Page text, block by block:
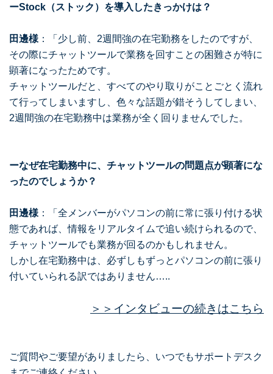
ーStock（ストック）を導入したきっかけは？
田邊様 ：「少し前、2週間強の在宅勤務をしたのですが、
その際にチャットツールで業務を回すことの困難さが特に
顕著になったためです。
チャットツールだと、すべてのやり取りがことごとく流れ
て行ってしまいますし、色々な話題が錯そうしてしまい、
2週間強の在宅勤務中は業務が全く回りませんでした。
ーなぜ在宅勤務中に、チャットツールの問題点が顕著にな
ったのでしょうか？
田邊様 ：「全メンバーがパソコンの前に常に張り付ける状
態であれば、情報をリアルタイムで追い続けられるので、
チャットツールでも業務が回るのかもしれません。
しかし在宅勤務中は、必ずしもずっとパソコンの前に張り
付いていられる訳ではありません…..
＞＞インタビューの続きはこちら
ご質問やご要望がありましたら、いつでもサポートデスク